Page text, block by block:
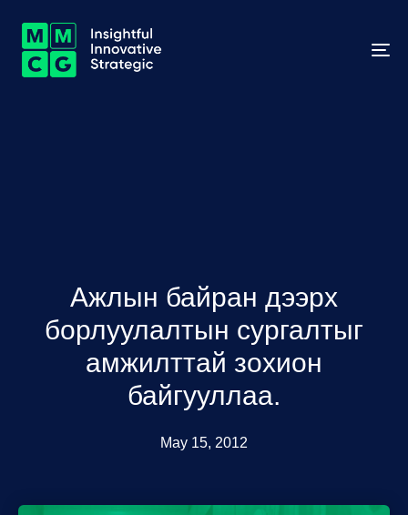
Ажлын байран дээрх
борлуулалтын сургалтыг
амжилттай зохион
байгууллаа.
May 15, 2012